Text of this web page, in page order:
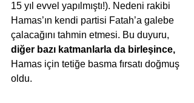
15 yıl evvel yapılmıştı!). Nedeni rakibi
Hamas’ın kendi partisi Fatah’a galebe
çalacağını tahmin etmesi. Bu duyuru,
diğer bazı katmanlarla da birleşince,
Hamas için tetiğe basma fırsatı doğmuş
oldu.